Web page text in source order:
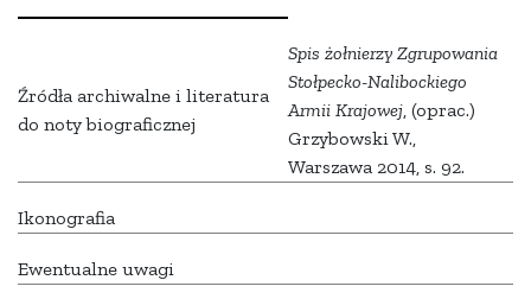
Źródła archiwalne i literatura
do noty biograficznej
Spis żołnierzy Zgrupowania
Stołpecko-Nalibockiego
Armii Krajowej, (oprac.)
Grzybowski W.,
Warszawa 2014, s. 92.
Ikonografia
Ewentualne uwagi